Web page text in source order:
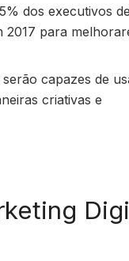
dos executivos de
2017 para
capazes de
criativas e